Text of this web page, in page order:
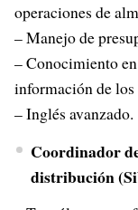
operaciones de
– Manejo de
– Conocimiento
información de los
– Inglés avanzado.
Coordinador
distribución